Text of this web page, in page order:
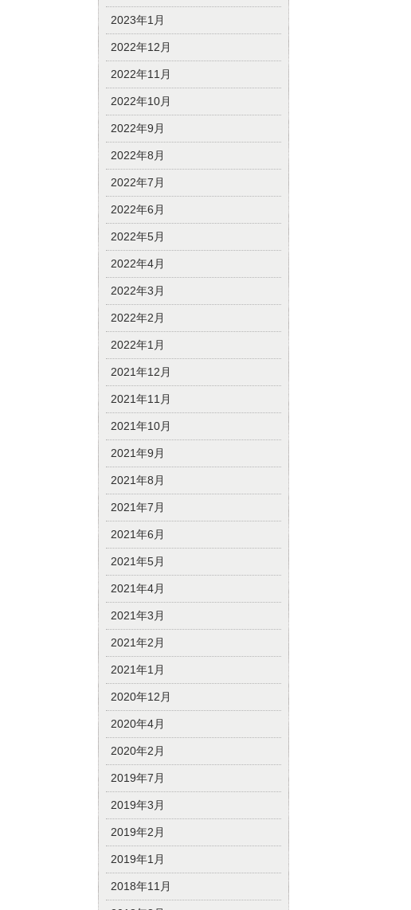
2023年1月
2022年12月
2022年11月
2022年10月
2022年9月
2022年8月
2022年7月
2022年6月
2022年5月
2022年4月
2022年3月
2022年2月
2022年1月
2021年12月
2021年11月
2021年10月
2021年9月
2021年8月
2021年7月
2021年6月
2021年5月
2021年4月
2021年3月
2021年2月
2021年1月
2020年12月
2020年4月
2020年2月
2019年7月
2019年3月
2019年2月
2019年1月
2018年11月